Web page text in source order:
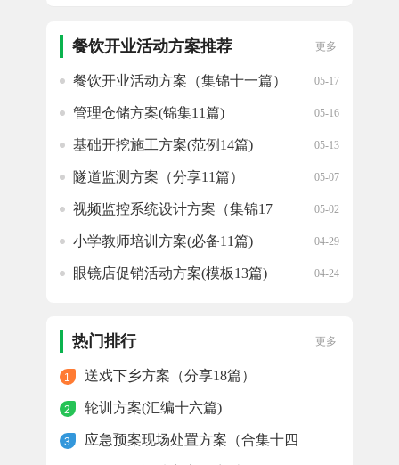
间过得太快，因为这里是一个无比愉悦的...
餐饮开业活动方案推荐 更多
餐饮开业活动方案（集锦十一篇） 05-17
管理仓储方案(锦集11篇) 05-16
基础开挖施工方案(范例14篇) 05-13
隧道监测方案（分享11篇） 05-07
视频监控系统设计方案（集锦17
05-02
小学教师培训方案(必备11篇) 04-29
眼镜店促销活动方案(模板13篇) 04-24
热门排行 更多
1 送戏下乡方案（分享18篇）
2 轮训方案(汇编十六篇)
3
应急预案现场处置方案（合集十四